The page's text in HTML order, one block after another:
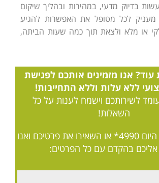
בדיוק מדעי, במהירות ובהליך שיקום
לכל מטופל את האפשרות להגיע
או מלא ולצאת תוך כמה שעות הביתה,
עוד? אנו מזמינים אותכם לפגישת
ללא עלות וללא התחייבות!
עומד לשירותכם וישמח לענות על כל
השאלות!
4990*
או השאירו את פרטיכם ואנו
אליכם בהקדם עם כל הפרטים: